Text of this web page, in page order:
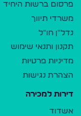
פרסום ברשות היחיד
משרדי תיווך
נדל"ן חו"ל
תקנון ותנאי שימוש
מדיניות פרטיות
הצהרת נגישות
דירות למכירה
אשדוד